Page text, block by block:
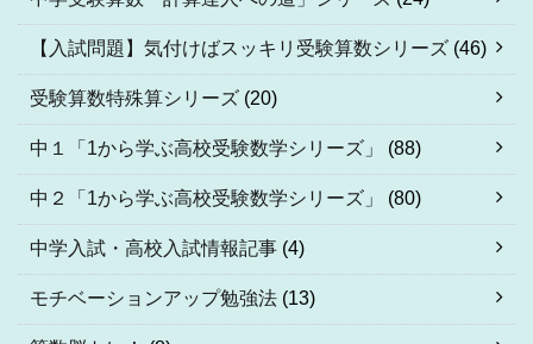
【入試問題】気付けばスッキリ受験算数シリーズ (46)
受験算数特殊算シリーズ (20)
中１「1から学ぶ高校受験数学シリーズ」 (88)
中２「1から学ぶ高校受験数学シリーズ」 (80)
中学入試・高校入試情報記事 (4)
モチベーションアップ勉強法 (13)